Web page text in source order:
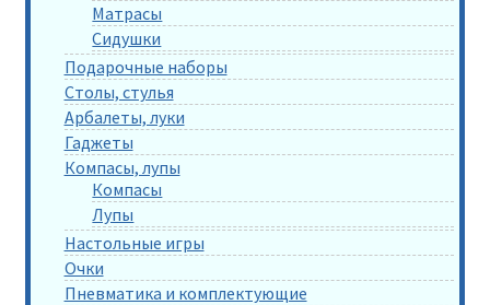
Матрасы
Сидушки
Подарочные наборы
Столы, стулья
Арбалеты, луки
Гаджеты
Компасы, лупы
Компасы
Лупы
Настольные игры
Очки
Пневматика и комплектующие